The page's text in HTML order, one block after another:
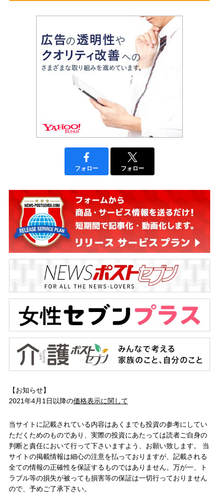
フォロー フォロー
【お知らせ】
2021年4月1日以降の価格表示に関して
当サイトに記載されている内容はあくまでも投資の参考にしてい
ただくためのものであり、実際の投資にあたっては読者ご自身の
判断と責任において行って下さいますよう、お願い致します。 当
サイトの掲載情報は細心の注意を払っておりますが、記載される
全ての情報の正確性を保証するものではありません。万が一、ト
ラブル等の損失が被っても損害等の保証は一切行っておりません
ので、予めご了承下さい。